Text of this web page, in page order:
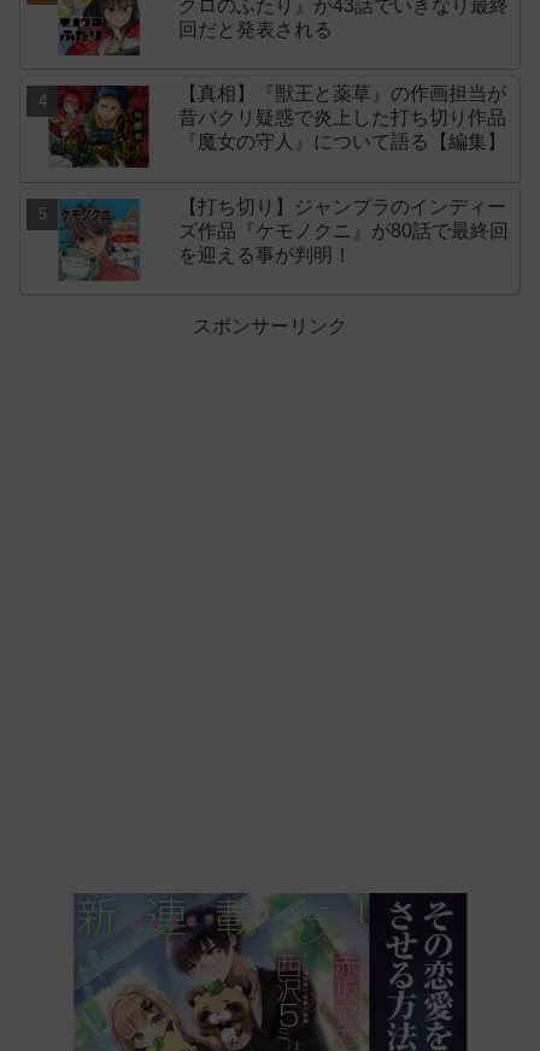
クロのふたり』が43話でいきなり最終
回だと発表される
【真相】『獣王と薬草』の作画担当が
昔パクリ疑惑で炎上した打ち切り作品
『魔女の守人』について語る【編集】
【打ち切り】ジャンプラのインディー
ズ作品『ケモノクニ』が80話で最終回
を迎える事が判明！
スポンサーリンク